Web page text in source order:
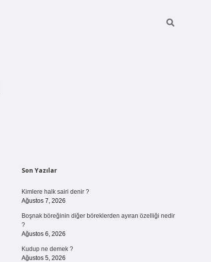
Sidebar
Son Yazılar
Kimlere halk sairi denir ?
Ağustos 7, 2026
Boşnak böreğinin diğer böreklerden ayıran özelliği nedir
?
Ağustos 6, 2026
Kudup ne demek ?
Ağustos 5, 2026